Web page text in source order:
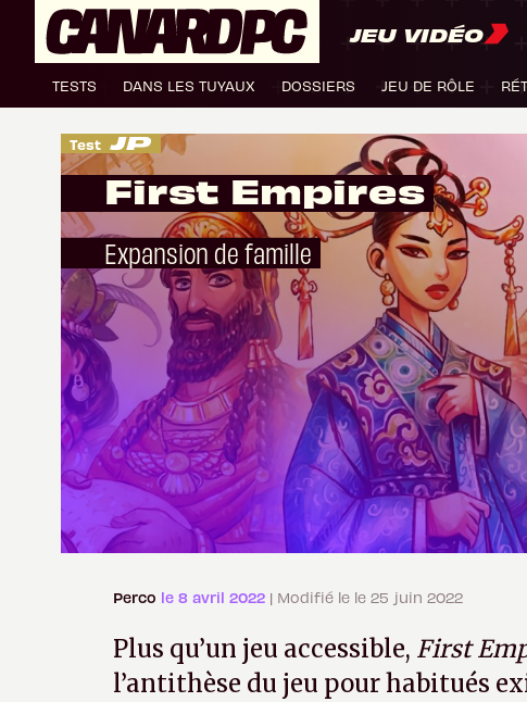
JEU VIDÉO
TESTS DANS LES TUYAUX DOSSIERS JEU DE RÔLE
Test
First Empires
Expansion de famille
Perco le 8 avril 2022 | Modifié le le 25 juin 2022
Plus qu’un jeu accessible, First
l’antithèse du jeu pour habitués